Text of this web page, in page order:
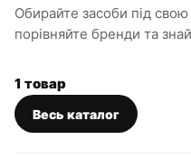
Обирайте засоби під
порівняйте бренди та
1 товар
Весь каталог